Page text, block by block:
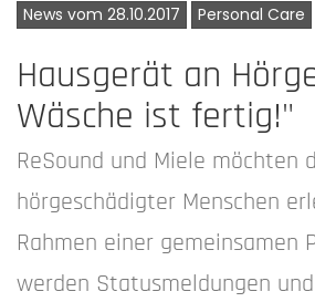
News vom 28.10.2017 Personal Care
Hausgerät an
Wäsche ist fertig!"
ReSound und Miele möchten
hörgeschädigter Menschen
Rahmen einer gemeinsamen
werden Statusmeldungen